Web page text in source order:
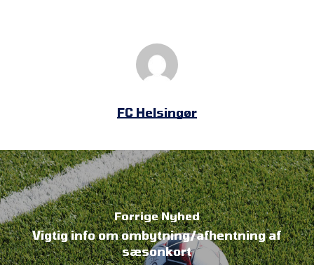
FC Helsingør
Forrige Nyhed
Vigtig info om ombytning/afhentning af
sæsonkort